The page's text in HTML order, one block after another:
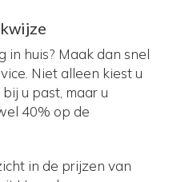
in huis? Maak dan snel
Niet alleen kiest u
u past, maar u
40% op de
in de prijzen van